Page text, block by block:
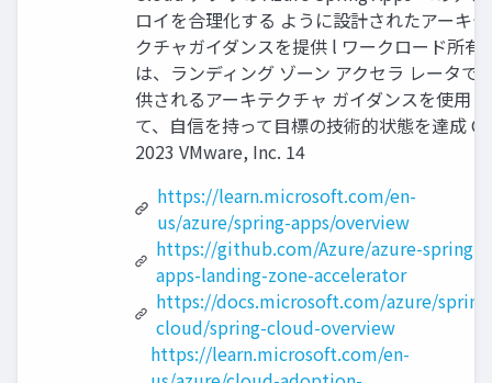
ロイを合理化する ように設計されたアーキテ
クチャガイダンスを提供 l ワークロード所有
は、ランディング ゾーン アクセラ レータで
供されるアーキテクチャ ガイダンスを使⽤ し
て、⾃信を持って⽬標の技術的状態を達成 ©
2023 VMware, Inc. 14
https://learn.microsoft.com/en-
us/azure/spring-apps/overview
https://github.com/Azure/azure-spring-
apps-landing-zone-accelerator
https://docs.microsoft.com/azure/
cloud/spring-cloud-overview
https://learn.microsoft.com/en-